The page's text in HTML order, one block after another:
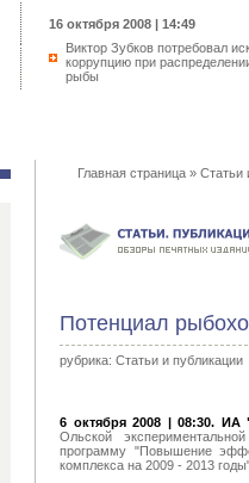
16 октября 2008 | 14:49
Виктор Зубков потребовал
коррупцию при
рыбы
Главная страница » Статьи
Потенциал
рубрика: Статьи и публикации
6 октября 2008 | 08:30. ИА
Ольской
программу "Повышение
комплекса на 2009 - 2013